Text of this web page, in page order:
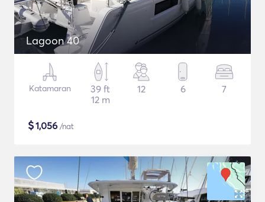
Lagoon 40
Katamaran
39 ft
12 m
12 6 7
$1,056 /nat